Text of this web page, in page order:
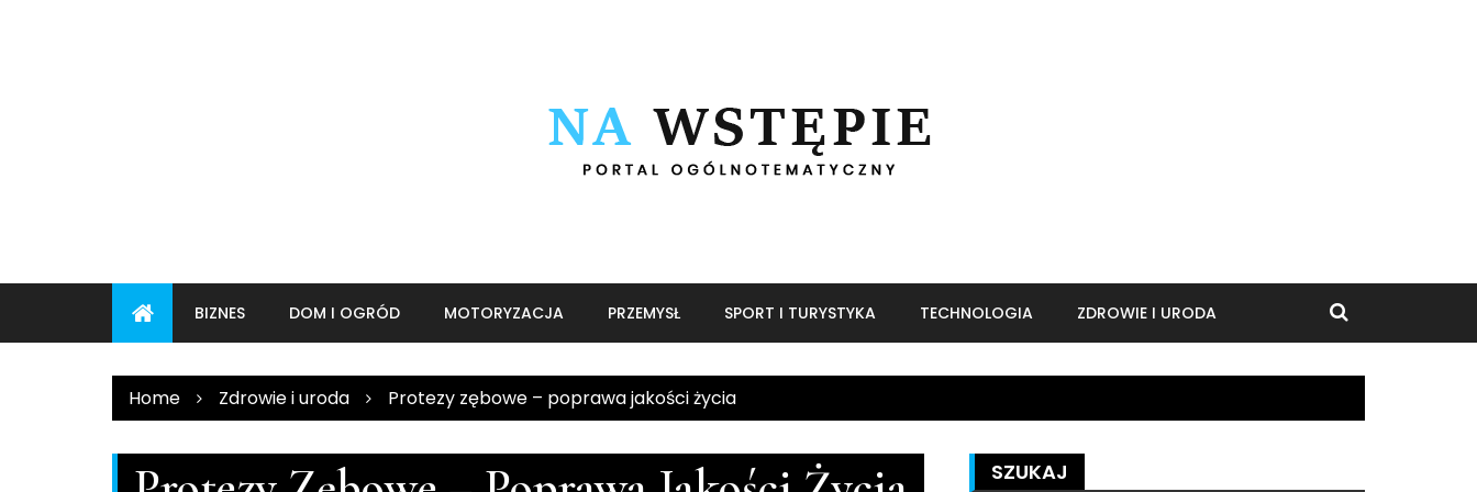
BIZNES DOM I OGRÓD MOTORYZACJA PRZEMYSŁ SPORT I TURYSTYKA TECHNOLOGIA ZDROWIE I URODA
Home Zdrowie i uroda Protezy zębowe – poprawa jakości życia
SZUKAJ